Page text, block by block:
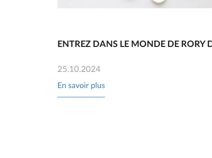
ENTREZ DANS LE MONDE DE RORY
25.10.2024
En savoir plus